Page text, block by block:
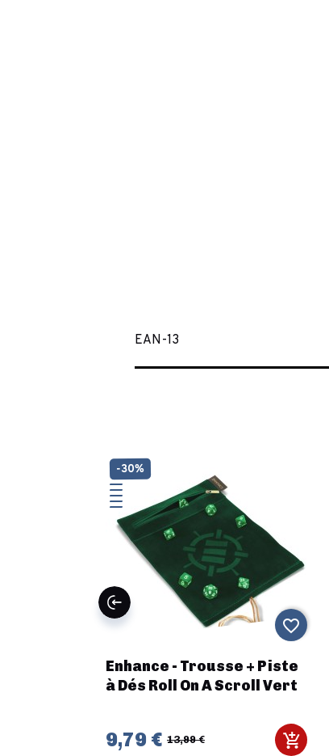
EAN-13
Enhance - Trousse + Piste
à Dés Roll On A Scroll Vert
9,79 € 13,99 €
-30%
favorite_border